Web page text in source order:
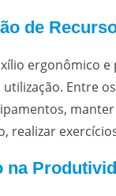
de
ergonômico
Entre
realizar